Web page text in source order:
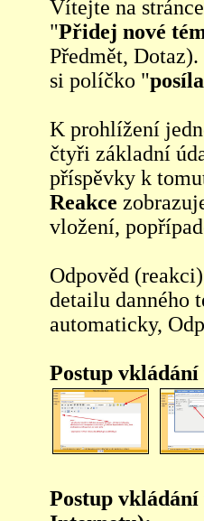
Vítejte na
"Přidej nové
Předmět,
si políčko "
K prohlížení
čtyři základní
příspěvky k
Reakce
vložení,
Odpověd
detailu danného
automaticky,
Postup
Postup